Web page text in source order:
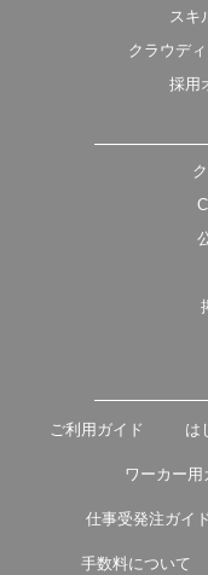
スキ
クラウデ
採用
ご利用ガイド は
ワーカー用
仕事受発注ガイ
手数料について